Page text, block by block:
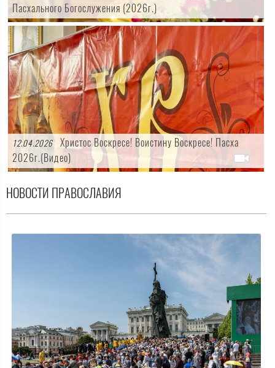
Пасхального Богослужения (2026г.)
12.04.2026
Христос Воскресе! Воистину Воскресе! Пасха
2026г.(Видео)
НОВОСТИ ПРАВОСЛАВИЯ